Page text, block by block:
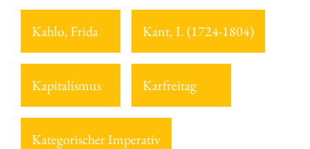
Kahlo, Frida Kant, I. (1724-1804)
Kapitalismus Karfreitag
Kategorischer Imperativ